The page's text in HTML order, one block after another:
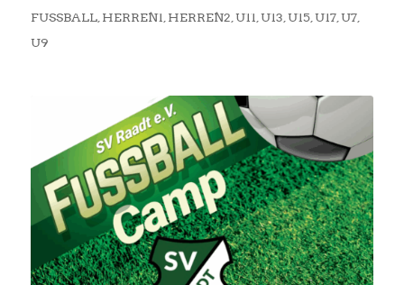
FUSSBALL , HERREN1 HERREN2 U11 U13 U15, U17, U7,
U9